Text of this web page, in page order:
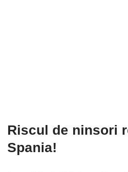
Riscul de ninsori
Spania!